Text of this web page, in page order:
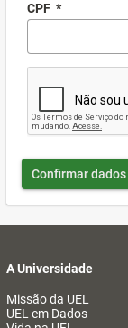
CPF *
Confirmar dados
A Universidade
Missão da UEL
UEL em Dados